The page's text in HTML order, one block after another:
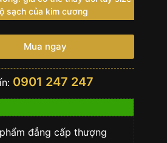
sạch của kim cương
Mua ngay
0901 247 247
đẳng cấp thượng